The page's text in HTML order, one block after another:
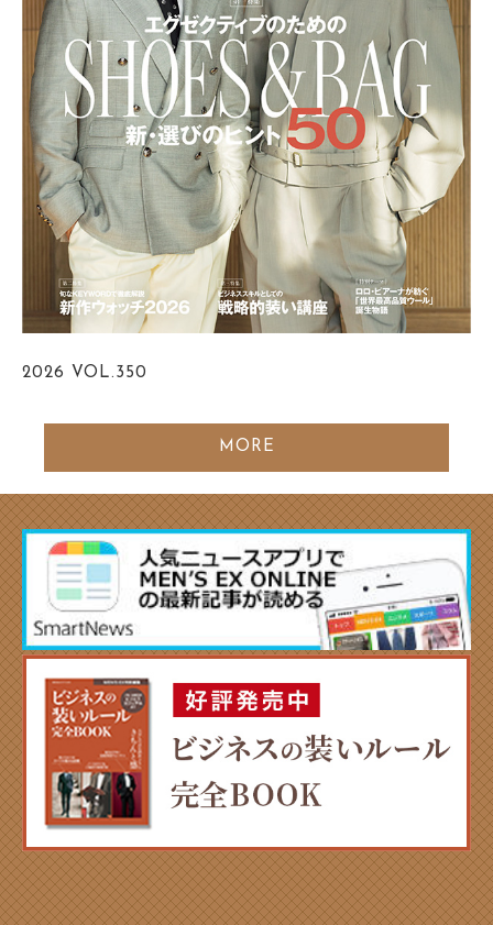
2026 VOL.350
MORE